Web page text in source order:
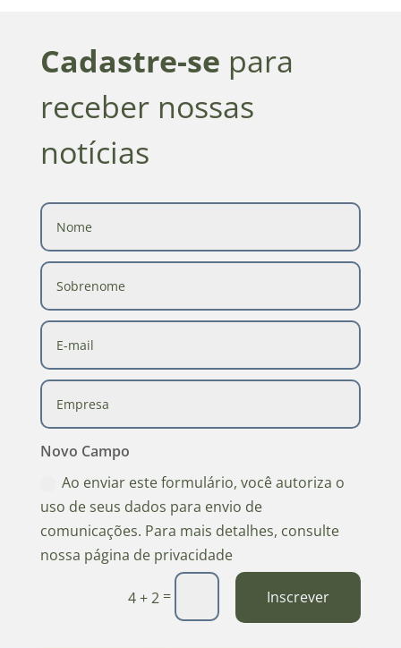
Cadastre-se para
receber nossas
notícias
Novo Campo
Ao enviar este formulário, você autoriza o
uso de seus dados para envio de
comunicações. Para mais detalhes, consulte
nossa página de privacidade
4 + 2 = Inscrever